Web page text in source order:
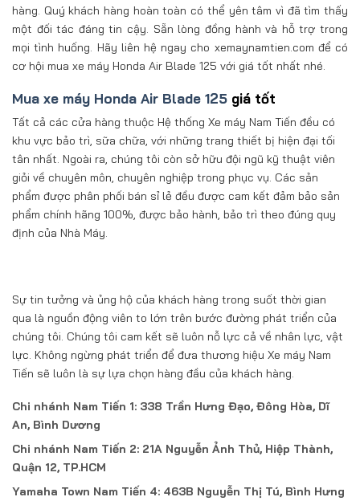
hàng. Quý khách hàng hoàn toàn có thể yên tâm vì đã tìm thấy
một đối tác đáng tin cậy. Sẵn lòng đồng hành và hỗ trợ trong
mọi tình huống. Hãy liên hệ ngay cho xemaynamtien.com để có
cơ hội mua xe máy Honda Air Blade 125 với giá tốt nhất nhé.
Mua xe máy Honda Air Blade 125 giá tốt
Tất cả các cửa hàng thuộc Hệ thống Xe máy Nam Tiến đều có
khu vực bảo trì, sữa chữa, với những trang thiết bị hiện đại tối
tân nhất. Ngoài ra, chúng tôi còn sở hữu đội ngũ kỹ thuật viên
giỏi về chuyên môn, chuyên nghiệp trong phục vụ. Các sản
phẩm được phân phối bán sỉ lẻ đều được cam kết đảm bảo sản
phẩm chính hãng 100%, được bảo hành, bảo trì theo đúng quy
định của Nhà Máy.
Sự tin tưởng và ủng hộ của khách hàng trong suốt thời gian
qua là nguồn động viên to lớn trên bước đường phát triển của
chúng tôi. Chúng tôi cam kết sẽ luôn nỗ lực cả về nhân lực, vật
lực. Không ngừng phát triển để đưa thương hiệu Xe máy Nam
Tiến sẽ luôn là sự lựa chọn hàng đầu của khách hàng.
Chi nhánh Nam Tiến 1: 338 Trần Hưng Đạo, Đông Hòa, Dĩ
An, Bình Dương
Chi nhánh Nam Tiến 2: 21A Nguyễn Ảnh Thủ, Hiệp Thành,
Quận 12, TP.HCM
Yamaha Town Nam Tiến 4: 463B Nguyễn Thị Tú, Bình Hưng